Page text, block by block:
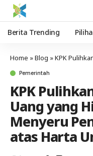
Berita Trending
Home »Blog »KPK Pulihkan Triliunan
Pemerintah
KPK
Uang yang
Menyeru
atas Harta